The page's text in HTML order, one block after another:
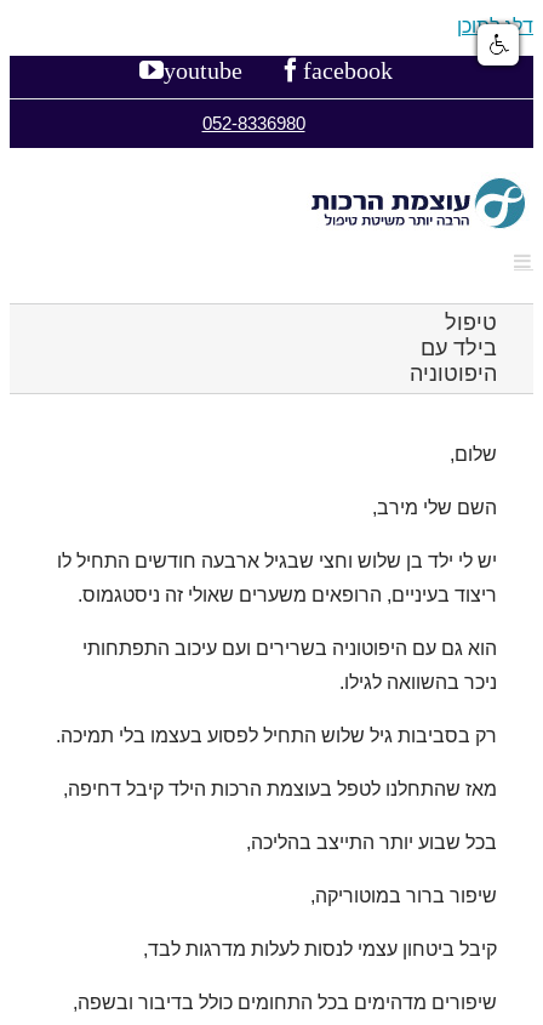
דלג לתוכן
facebook
youtube
052-8336980
טיפול
בילד עם
היפוטוניה
שלום,
השם שלי מירב,
יש לי ילד בן שלוש וחצי שבגיל ארבעה חודשים התחיל לו
ריצוד בעיניים, הרופאים משערים שאולי זה ניסטגמוס.
הוא גם עם היפוטוניה בשרירים ועם עיכוב התפתחותי
ניכר בהשוואה לגילו.
רק בסביבות גיל שלוש התחיל לפסוע בעצמו בלי תמיכה.
מאז שהתחלנו לטפל בעוצמת הרכות הילד קיבל דחיפה,
בכל שבוע יותר התייצב בהליכה,
שיפור ברור במוטוריקה,
קיבל ביטחון עצמי לנסות לעלות מדרגות לבד,
שיפורים מדהימים בכל התחומים כולל בדיבור ובשפה,